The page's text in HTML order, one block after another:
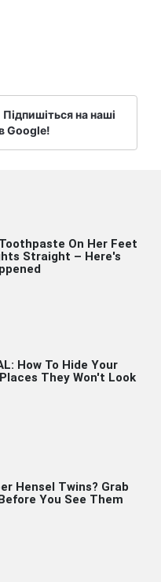
на наші
Google!